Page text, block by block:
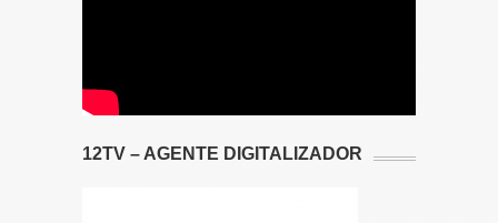
12TV – AGENTE DIGITALIZADOR